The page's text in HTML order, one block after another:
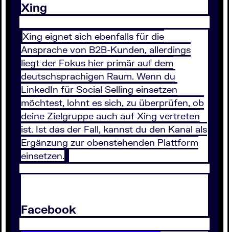
Xing
Xing eignet sich ebenfalls für die
Ansprache von B2B-Kunden, allerdings
liegt der Fokus hier primär auf dem
deutschsprachigen Raum. Wenn du
LinkedIn für Social Selling einsetzen
möchtest, lohnt es sich, zu überprüfen, ob
deine Zielgruppe auch auf Xing vertreten
ist. Ist das der Fall, kannst du den Kanal als
Ergänzung zur obenstehenden Plattform
einsetzen.
Facebook